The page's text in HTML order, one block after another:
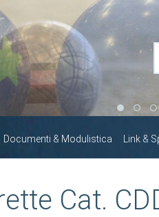
Documenti & Modulistica Link &
Cat.